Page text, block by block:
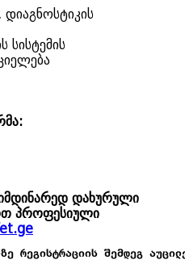
დიაგნოსტიკის
სისტემის
დახურული
პროფესიული
რეგისტრაციის შემდეგ